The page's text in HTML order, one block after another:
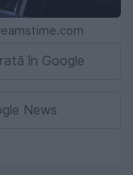
în Google
News